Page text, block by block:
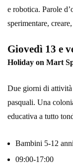
e robotica. Parole
sperimentare,
Giovedì 13 e
Holiday on Mart
Due giorni di attività
pasquali. Una
educativa a tutto
Bambini 5-12 anni
09:00-17:00